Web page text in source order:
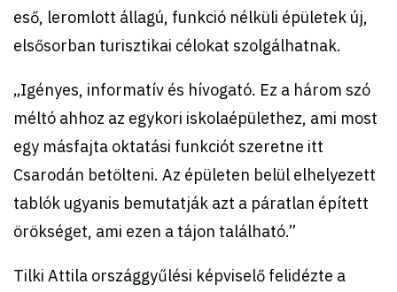
eső, leromlott állagú, funkció nélküli épületek új,
elsősorban turisztikai célokat szolgálhatnak.
„Igényes, informatív és hívogató. Ez a három szó
méltó ahhoz az egykori iskolaépülethez, ami most
egy másfajta oktatási funkciót szeretne itt
Csarodán betölteni. Az épületen belül elhelyezett
tablók ugyanis bemutatják azt a páratlan épített
örökséget, ami ezen a tájon található.”
Tilki Attila országgyűlési képviselő felidézte a